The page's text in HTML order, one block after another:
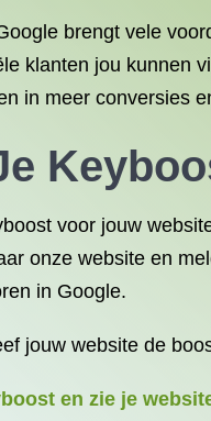
brengt vele
klanten jou kunnen
in meer conversies
voor jouw
onze website en
in Google.
jouw website de
en zie je